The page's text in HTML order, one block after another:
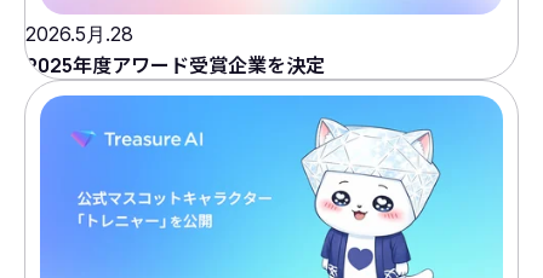
2026.5月.28
2025年度アワード受賞企業を決定